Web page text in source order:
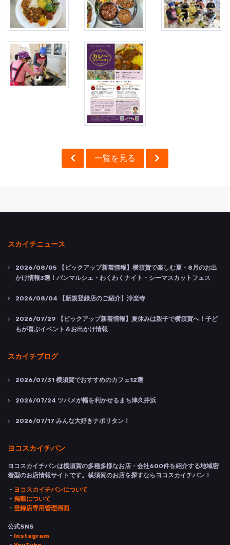
一覧を見る
スカイチニュース
2026/08/05 【ピックアップ新着情報】横須賀で楽しむ夏・8月のお出
かけ情報3選！パンマルシェ・わくわくナイト・シーマスカットフェス
2026/08/04 【新規登録店のご紹介】浄楽寺
2026/07/29 【ピックアップ新着情報】夏休みは親子で横須賀へ！子ど
もが喜ぶイベント＆お出かけ情報
スカイチブログ
2026/07/31 横須賀でおすすめのカフェ12選
2026/07/24 ツバメが幅を利かせるまち津久井浜
2026/07/17 みんな大好きナポリタン！
ヨコスカイチバン
ヨコスカイチバンは横須賀の多種多様なお店・会社600件を紹介する地域密
着型のお店情報サイトです。横須賀のお店を探すならヨコスカイチバン！
・ ヨコスカイチバンについて
・ 掲載について
・ 登録店専用管理画面
公式SNS
・ Instagram